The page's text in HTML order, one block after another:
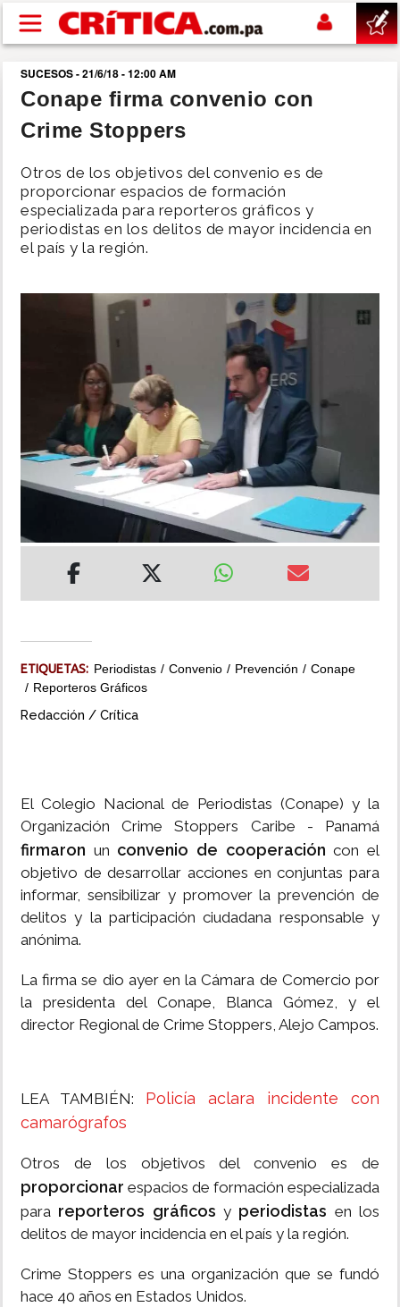
Pasar al contenido principal
buscar
SUCESOS
NACIONAL
POLÍTICA
MULTIMEDIA
IMPRESO
SUCESOS - 21/6/18 - 12:00 AM
Conape firma convenio con
Crime Stoppers
Otros de los objetivos del convenio es de
proporcionar espacios de formación
especializada para reporteros gráficos y
periodistas en los delitos de mayor incidencia en
el país y la región.
ETIQUETAS: Periodistas Convenio Prevención
Conape
Reporteros Gráficos
Redacción / Crítica
El Colegio Nacional de Periodistas (Conape) y la
Organización Crime Stoppers Caribe - Panamá
firmaron un convenio de cooperación con el
objetivo de desarrollar acciones en conjuntas para
informar, sensibilizar y promover la prevención de
delitos y la participación ciudadana responsable y
anónima.
La firma se dio ayer en la Cámara de Comercio por
la presidenta del Conape, Blanca Gómez, y el
director Regional de Crime Stoppers, Alejo Campos.
LEA TAMBIÉN: Policía aclara incidente con
camarógrafos
Otros de los objetivos del convenio es de
proporcionar espacios de formación especializada
para reporteros gráficos y periodistas en los
delitos de mayor incidencia en el país y la región.
Crime Stoppers es una organización que se fundó
hace 40 años en Estados Unidos.